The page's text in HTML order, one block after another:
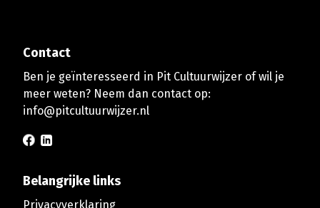
Contact
Ben je geïnteresseerd in Pit Cultuurwijzer of wil je
meer weten? Neem dan contact op:
info@pitcultuurwijzer.nl
Belangrijke links
Privacyverklaring